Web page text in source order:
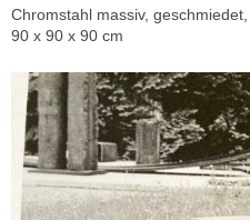
Chromstahl massiv,
90 x 90 x 90 cm